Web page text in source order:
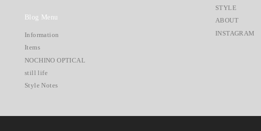
Blog Menu
Information
Items
NOCHINO OPTICAL
still life
Style Notes
STYLE
ABOUT
INSTAGRAM